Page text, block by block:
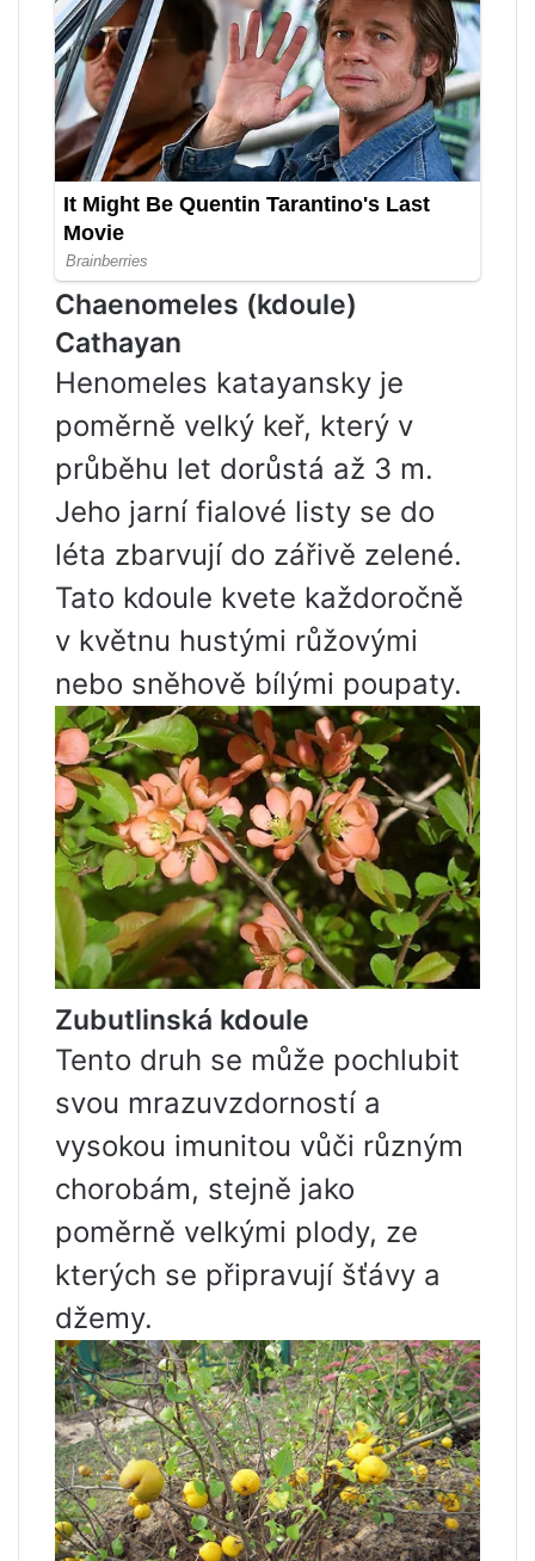
Chaenomeles (kdoule)
Cathayan
Henomeles katayansky je
poměrně velký keř, který v
průběhu let dorůstá až 3 m.
Jeho jarní fialové listy se do
léta zbarvují do zářivě zelené.
Tato kdoule kvete každoročně
v květnu hustými růžovými
nebo sněhově bílými poupaty.
Zubutlinská kdoule
Tento druh se může pochlubit
svou mrazuvzdorností a
vysokou imunitou vůči různým
chorobám, stejně jako
poměrně velkými plody, ze
kterých se připravují šťávy a
džemy.